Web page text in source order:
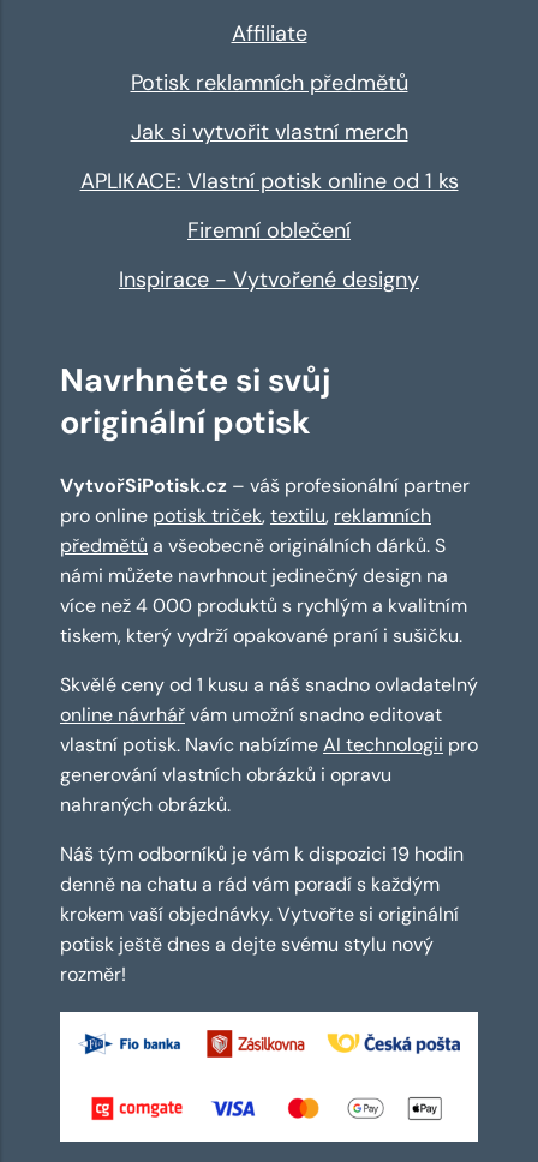
Affiliate
Potisk reklamních předmětů
Jak si vytvořit vlastní merch
APLIKACE: Vlastní potisk online od 1 ks
Firemní oblečení
Inspirace - Vytvořené designy
Navrhněte si svůj
originální potisk
VytvořSiPotisk.cz – váš profesionální partner
pro online potisk triček,textilu, reklamních
předmětů a všeobecně originálních dárků. S
námi můžete navrhnout jedinečný design na
více než 4 000 produktů s rychlým a kvalitním
tiskem, který vydrží opakované praní i sušičku.
Skvělé ceny od 1 kusu a náš snadno ovladatelný
online návrhářvám umožní snadno editovat
vlastní potisk. Navíc nabízímeAI technologii pro
generování vlastních obrázků i opravu
nahraných obrázků.
Náš tým odborníků je vám k dispozici 19 hodin
denně na chatu a rád vám poradí s každým
krokem vaší objednávky. Vytvořte si originální
potisk ještě dnes a dejte svému stylu nový
rozměr!